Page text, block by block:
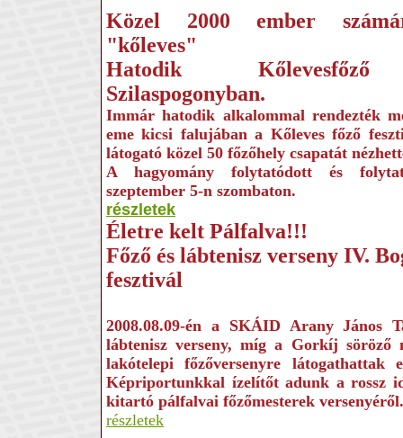
Közel 2000 ember
"kőleves"
Hatodik Kőlevesfőző
Szilaspogonyban.
Immár hatodik alkalommal rendezték
eme kicsi falujában a Kőleves főző
látogató közel 50 főzőhely csapatát
A hagyomány folytatódott és
szeptember 5-n szombaton.
részletek
Életre kelt Pálfalva!!!
Főző és lábtenisz verseny IV.
fesztivál
2008.08.09-én a SKÁID Arany János
lábtenisz verseny, míg a Gorkíj söröző
lakótelepi főzőversenyre látogathattak
Képriportunkkal ízelítőt adunk a rossz
kitartó pálfalvai főzőmesterek versenyéről.
részletek